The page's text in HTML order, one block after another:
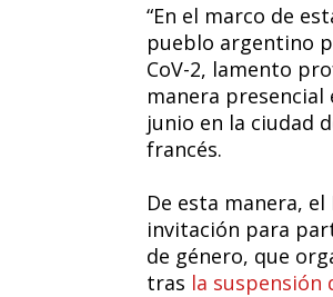
“En el marco de
pueblo argentino
CoV-2, lamento
manera
junio en la ciudad
francés.
De esta manera,
invitación para
de género, que
tras la suspensión